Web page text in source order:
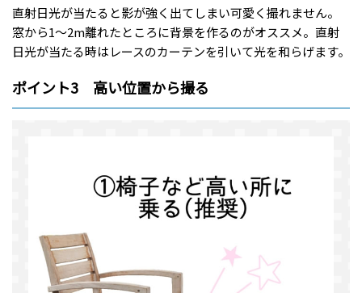
直射日光が当たると影が強く出てしまい可愛く撮れません。
窓から1～2m離れたところに背景を作るのがオススメ。直射
日光が当たる時はレースのカーテンを引いて光を和らげます。
ポイント3 高い位置から撮る